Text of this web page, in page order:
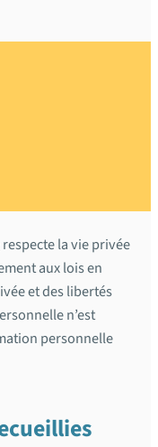
la vie privée
aux lois en
et des libertés
n’est
personnelle